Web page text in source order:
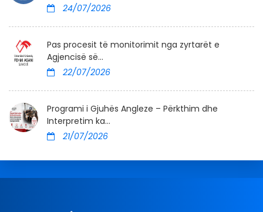
24/07/2026
Pas procesit të monitorimit nga zyrtarët e
Agjencisë së...
22/07/2026
Programi i Gjuhës Angleze – Përkthim dhe
Interpretim ka...
21/07/2026